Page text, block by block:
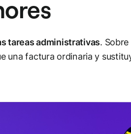
tareas administrativas.
una factura ordinaria y